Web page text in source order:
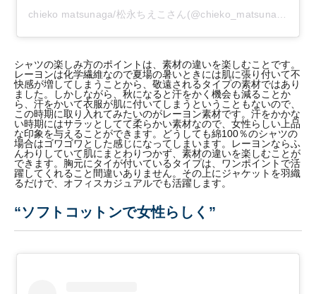
chieko matsunaga/松永ちえこさん(@chieko_matsunaga)がシェアした投稿
シャツの楽しみ方のポイントは、素材の違いを楽しむことです。
レーヨンは化学繊維なので夏場の暑いときには肌に張り付いて不
快感が増してしまうことから、敬遠されるタイプの素材ではあり
ました。しかしながら、秋になると汗をかく機会も減ることか
ら、汗をかいて衣服が肌に付いてしまうということもないので、
この時期に取り入れてみたいのがレーヨン素材です。汗をかかな
い時期にはサラッとしてて柔らかい素材なので、女性らしい上品
な印象を与えることができます。どうしても綿100％のシャツの
場合はゴワゴワとした感じになってしまいます。レーヨンならふ
んわりしていて肌にまとわりつかず、素材の違いを楽しむことが
できます。胸元にタイが付いているタイプは、ワンポイントで活
躍してくれること間違いありません。その上にジャケットを羽織
るだけで、オフィスカジュアルでも活躍します。
“ソフトコットンで女性らしく”